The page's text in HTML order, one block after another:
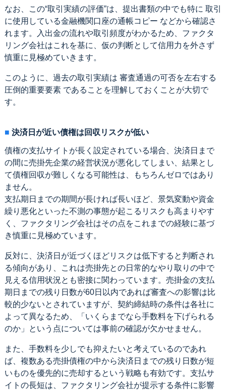
なお、この“取引実績の評価”は、提出書類の中でも特に 取引
に使用している金融機関口座の通帳コピー などから確認さ
れます。入出金の流れや取引頻度がわかるため、ファクタ
リング会社はこれを基に、仮の判断として信用力を外さず
慎重に見極めていきます。
このように、過去の取引実績は 審査通過の可否を左右する
圧倒的重要要素 であることを理解しておくことが大切で
す。
決済日が近い債権は回収リスクが低い
債権の支払サイトが長く設定されている場合、決済日まで
の間に売掛先企業の経営状況が悪化してしまい、結果とし
て債権回収が難しくなる可能性は、もちろんゼロではあり
ません。
支払期日までの期間が長ければ長いほど、景気変動や資金
繰り悪化といった不測の事態が起こるリスクも高まりやす
く、ファクタリング会社はその点をこれまでの経験に基づ
き慎重に見極めています。
反対に、決済日が近づくほどリスクは低下すると判断され
る傾向があり、これは売掛先との日常的なやり取りの中で
見える信用状況とも密接に関わっています。売掛金の支払
期日までの残り日数が60日以内であれば審査への影響は比
較的少ないとされていますが、契約締結時の条件は各社に
よって異なるため、「いくらまでなら手数料を下げられる
のか」という点については事前の確認が欠かせません。
また、手数料を少しでも抑えたいと考えているのであれ
ば、複数ある売掛債権の中から決済日までの残り日数が短
いものを優先的に売却するという戦略も有効です。支払サ
イトの長短は、ファクタリング会社が提示する条件に影響